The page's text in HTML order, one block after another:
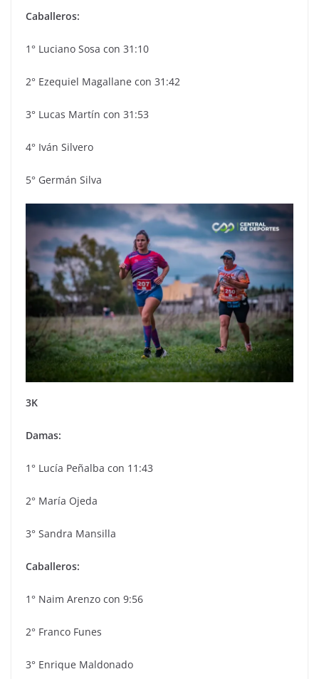
Caballeros:
1° Luciano Sosa con 31:10
2° Ezequiel Magallane con 31:42
3° Lucas Martín con 31:53
4° Iván Silvero
5° Germán Silva
3K
Damas:
1° Lucía Peñalba con 11:43
2° María Ojeda
3° Sandra Mansilla
Caballeros:
1° Naim Arenzo con 9:56
2° Franco Funes
3° Enrique Maldonado